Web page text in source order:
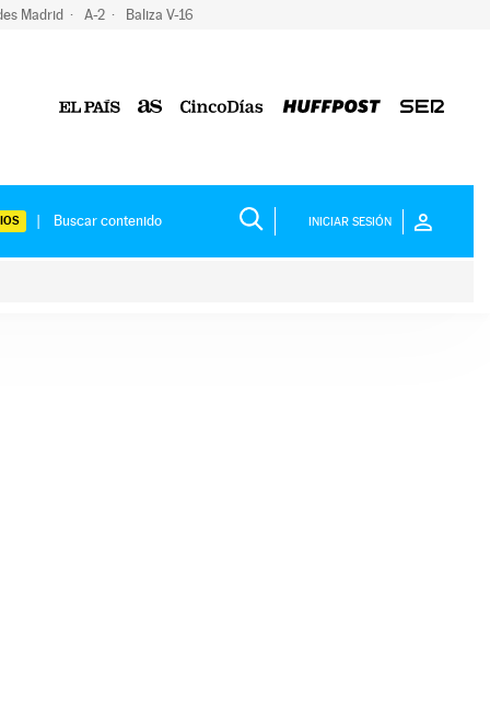
Madrid A-2 Baliza V-16
INICIAR SESIÓN